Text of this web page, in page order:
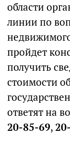
области
линии по
пройдет
получить
стоимости
ответят на
20-85-69,